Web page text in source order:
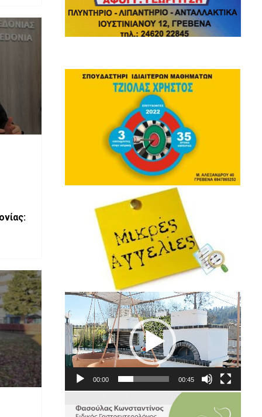
Πρόγραμμα
Αναπαραγωγής
Βίντεο
00:00 00:45